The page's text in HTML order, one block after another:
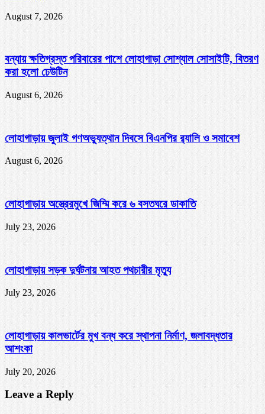
August 7, 2026
বন্যায় ক্ষতিগ্রস্ত পরিবারের পাশে লোহাগাড়া সোশ্যাল সোসাইটি, বিতরণ
করা হলো ঢেউটিন
August 6, 2026
লোহাগাড়ায় জুলাই গণঅভ্যুত্থান দিবসে বিএনপির র‌্যালি ও সমাবেশ
August 6, 2026
লোহাগাড়ায় অস্ত্রেরমুখে জিম্মি করে ৬ বসতঘরে ডাকাতি
July 23, 2026
লোহাগাড়ায় সড়ক দুর্ঘটনায় আহত পথচারীর মৃত্যু
July 23, 2026
লোহাগাড়ায় কালভার্টের মুখ বন্ধ করে স্থাপনা নির্মাণ, জলাবদ্ধতার
আশংকা
July 20, 2026
Leave a Reply